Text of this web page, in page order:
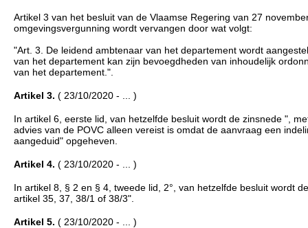
Artikel 3 van het besluit van de Vlaamse Regering van 27
omgevingsvergunning wordt vervangen door wat volgt:
"Art. 3. De leidend ambtenaar van het departement wordt
van het departement kan zijn bevoegdheden van inhoudelijk
van het departement.".
Artikel 3. ( 23/10/2020 - ... )
In artikel 6, eerste lid, van hetzelfde besluit wordt de zinsnede ",
advies van de POVC alleen vereist is omdat de aanvraag een
aangeduid" opgeheven.
Artikel 4. ( 23/10/2020 - ... )
In artikel 8, § 2 en § 4, tweede lid, 2°, van hetzelfde besluit wordt
artikel 35, 37, 38/1 of 38/3".
Artikel 5. ( 23/10/2020 - ... )